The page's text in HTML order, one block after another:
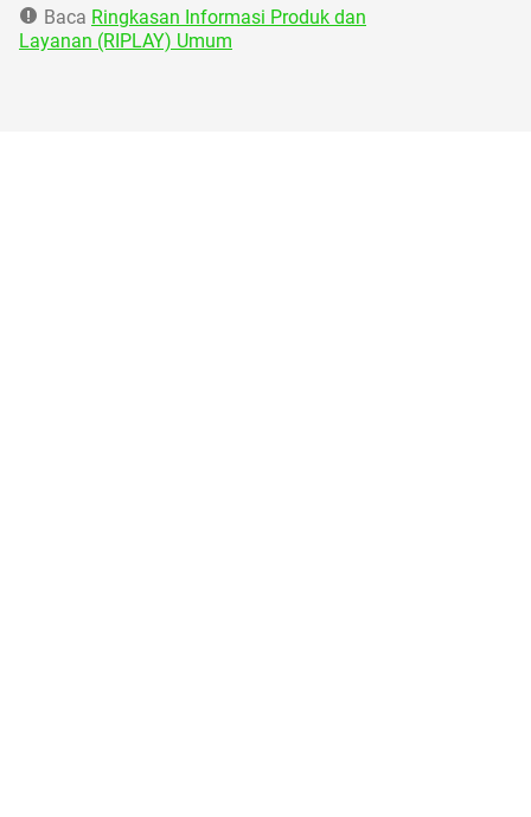
Baca Ringkasan Informasi Produk dan
Layanan (RIPLAY) Umum